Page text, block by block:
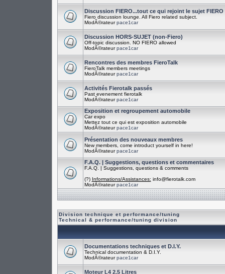
Discussion FIERO...tout ce qui rejoint le sujet FIERO
Fiero discussion lounge. All Fiero related subject.
ModÃ©rateurpace1car
Discussion HORS-SUJET (non-Fiero)
Off-topic discussion. NO FIERO allowed
ModÃ©rateurpace1car
Rencontres des membres FieroTalk
FieroTalk members meetings
ModÃ©rateurpace1car
Activités Fierotalk passés
Past evenement fierotalk
ModÃ©rateurpace1car
Exposition et regroupement automobile
Car expo
Mettez tout ce qui est exposition automobile
ModÃ©rateurpace1car
Présentation des nouveaux membres
New members, come introduct yourself in here!
ModÃ©rateurpace1car
F.A.Q. | Suggestions, questions et commentaires
F.A.Q. | Suggestions, questions & comments
(?) Informations/Assistances: info@fierotalk.com
ModÃ©rateurpace1car
Division technique et performance/tuning
Technical & performance/tuning division
Documentations techniques et D.I.Y.
Technical documentation & D.I.Y.
ModÃ©rateurpace1car
Moteur L4 2.5 Litres